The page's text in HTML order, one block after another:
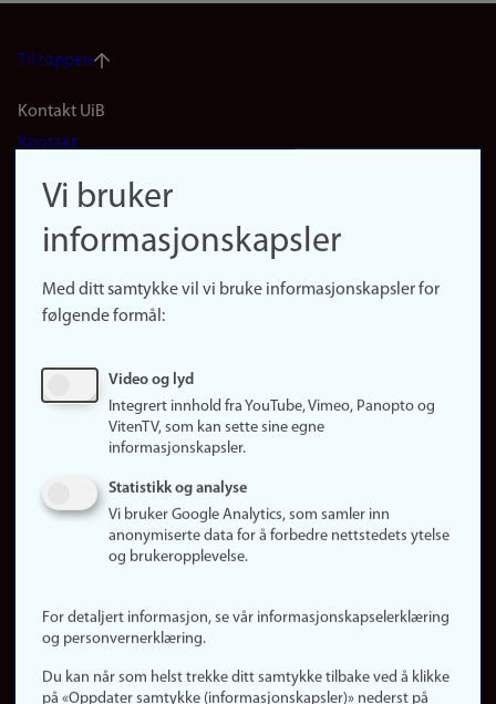
Til toppen
Footer
(no)
Kontakt UiB
Kontakt
Finn forsker
Presse
Finn studier
Ledige stillinger
Om nettstedet
Informasjonskapsler
Personvern
Vi bruker
informasjonskapsler
Med ditt samtykke vil vi bruke informasjonskapsler for
følgende formål:
Video og lyd
Integrert innhold fra YouTube, Vimeo, Panopto og
VitenTV, som kan sette sine egne
informasjonskapsler.
Statistikk og analyse
Vi bruker Google Analytics, som samler inn
anonymiserte data for å forbedre nettstedets ytelse
og brukeropplevelse.
For detaljert informasjon, se vår informasjonskapselerklæring
og personvernerklæring.
Du kan når som helst trekke ditt samtykke tilbake ved å klikke
på «Oppdater samtykke (informasjonskapsler)» nederst på